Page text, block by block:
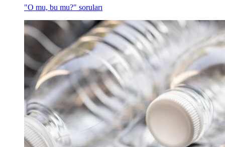
"O mu, bu mu?" soruları